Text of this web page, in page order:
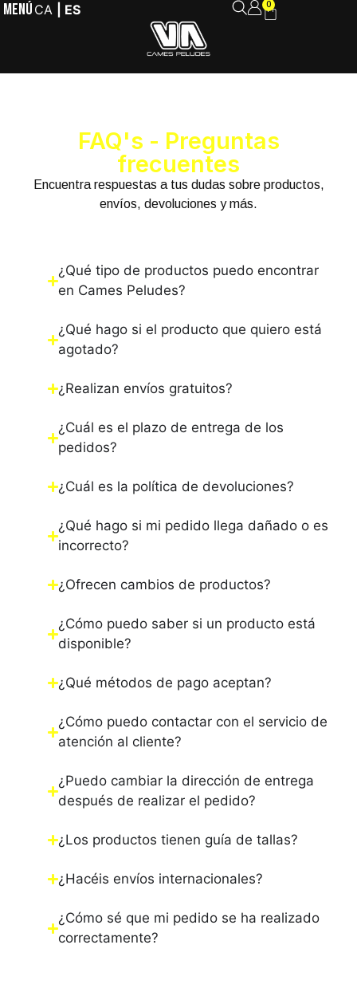
MENÚ CA ES 0
FAQ's - Preguntas
frecuentes
Encuentra respuestas a tus dudas sobre productos,
envíos, devoluciones y más.
¿Qué tipo de productos puedo encontrar
en Cames Peludes?
¿Qué hago si el producto que quiero está
agotado?
¿Realizan envíos gratuitos?
¿Cuál es el plazo de entrega de los
pedidos?
¿Cuál es la política de devoluciones?
¿Qué hago si mi pedido llega dañado o es
incorrecto?
¿Ofrecen cambios de productos?
¿Cómo puedo saber si un producto está
disponible?
¿Qué métodos de pago aceptan?
¿Cómo puedo contactar con el servicio de
atención al cliente?
¿Puedo cambiar la dirección de entrega
después de realizar el pedido?
¿Los productos tienen guía de tallas?
¿Hacéis envíos internacionales?
¿Cómo sé que mi pedido se ha realizado
correctamente?